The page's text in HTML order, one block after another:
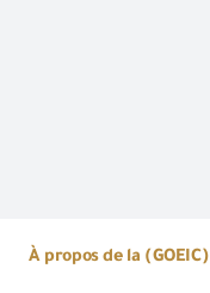
À propos de la (GOEIC)